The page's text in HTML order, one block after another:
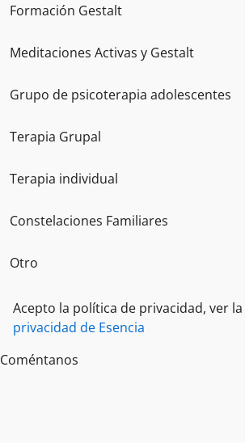
Formación Gestalt
Meditaciones Activas y Gestalt
Grupo de psicoterapia adolescentes
Terapia Grupal
Terapia individual
Constelaciones Familiares
Otro
Acepto la política de privacidad, ver la
privacidad de Esencia
Coméntanos